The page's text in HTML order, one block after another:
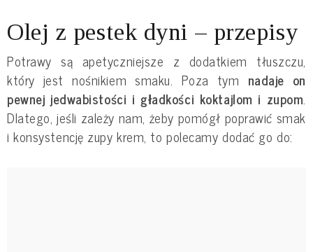
Olej z pestek dyni – przepisy
Potrawy są apetyczniejsze z dodatkiem tłuszczu,
który jest nośnikiem smaku. Poza tym nadaje on
pewnej jedwabistości i gładkości koktajlom i zupom.
Dlatego, jeśli zależy nam, żeby pomógł poprawić smak
i konsystencję zupy krem, to polecamy dodać go do: